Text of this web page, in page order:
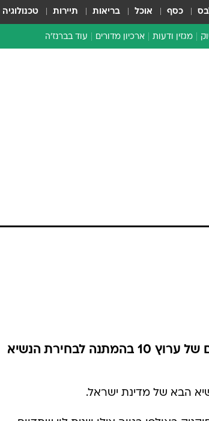
כסף אוכל בריאות תיירות טכנולוגיה
מגזין ודעות ארכיון מדורים עוד בברנז'ה
יואל אסתרון יצטרף בצהרים לצוות הפרשנים של ערוץ 10 בהמתנה לבחירת הנשיא
הבא של מדינת ישראל.